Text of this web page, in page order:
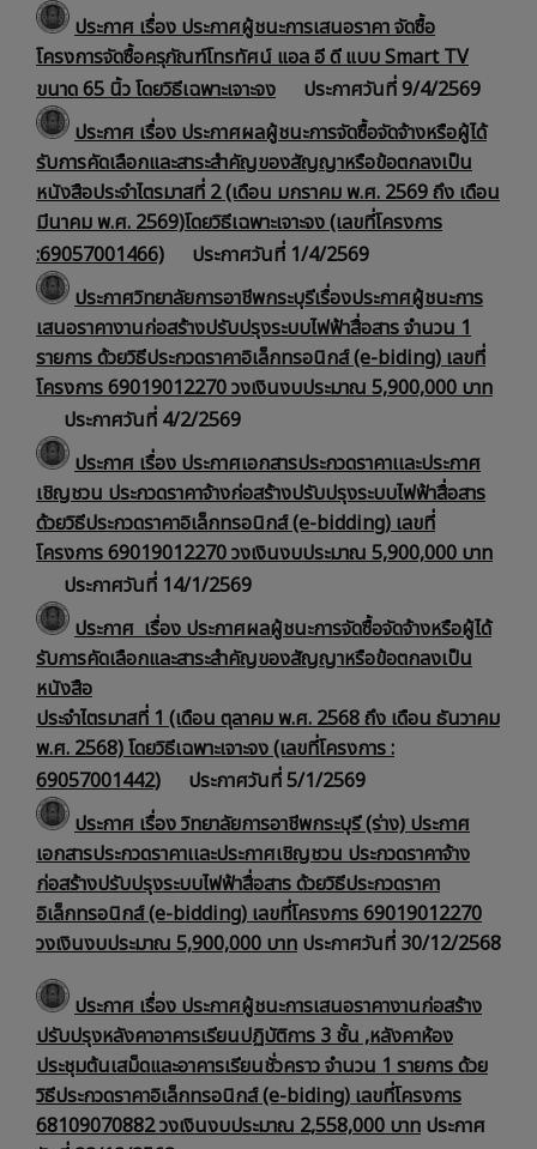
ประกาศ เรื่อง ประกาศผู้ชนะการเสนอราคา จัดซื้อ
โครงการจัดซื้อครุภัณฑ์โทรทัศน์ แอล อี ดี แบบ Smart TV
ขนาด 65 นิ้ว โดยวิธีเฉพาะเจาะจง
ประกาศวันที่ 9/4/2569
ประกาศ เรื่อง ประกาศผลผู้ชนะการจัดซื้อจัดจ้างหรือผู้ได้
รับการคัดเลือกและสาระสำคัญของสัญญาหรือข้อตกลงเป็น
หนังสือประจำไตรมาสที่ 2 (เดือน มกราคม พ.ศ. 2569 ถึง เดือน
มีนาคม พ.ศ. 2569)โดยวิธีเฉพาะเจาะจง (เลขที่โครงการ
:69057001466)
ประกาศวันที่ 1/4/2569
ประกาศวิทยาลัยการอาชีพกระบุรีเรื่องประกาศผู้ชนะการ
เสนอราคางานก่อสร้างปรับปรุงระบบไฟฟ้าสื่อสาร จำนวน 1
รายการ ด้วยวิธีประกวดราคาอิเล็กทรอนิกส์ (e-biding) เลขที่
โครงการ 69019012270 วงเงินงบประมาณ 5,900,000 บาท
ประกาศวันที่ 4/2/2569
ประกาศ เรื่อง ประกาศเอกสารประกวดราคาเเละประกาศ
เชิญชวน ประกวดราคาจ้างก่อสร้างปรับปรุงระบบไฟฟ้าสื่อสาร
ด้วยวิธีประกวดราคาอิเล็กทรอนิกส์ (e-bidding) เลขที่
โครงการ 69019012270 วงเงินงบประมาณ 5,900,000 บาท
ประกาศวันที่ 14/1/2569
ประกาศ เรื่อง ประกาศผลผู้ชนะการจัดซื้อจัดจ้างหรือผู้ได้
รับการคัดเลือกและสาระสำคัญของสัญญาหรือข้อตกลงเป็น
หนังสือ
ประจำไตรมาสที่ 1 (เดือน ตุลาคม พ.ศ. 2568 ถึง เดือน ธันวาคม
พ.ศ. 2568) โดยวิธีเฉพาะเจาะจง (เลขที่โครงการ :
69057001442)
ประกาศวันที่ 5/1/2569
ประกาศ เรื่อง วิทยาลัยการอาชีพกระบุรี (ร่าง) ประกาศ
เอกสารประกวดราคาเเละประกาศเชิญชวน ประกวดราคาจ้าง
ก่อสร้างปรับปรุงระบบไฟฟ้าสื่อสาร ด้วยวิธีประกวดราคา
อิเล็กทรอนิกส์ (e-bidding) เลขที่โครงการ 69019012270
วงเงินงบประมาณ 5,900,000 บาท ประกาศวันที่ 30/12/2568
ประกาศ เรื่อง ประกาศผู้ชนะการเสนอราคางานก่อสร้าง
ปรับปรุงหลังคาอาคารเรียนปฏิบัติการ 3 ชั้น ,หลังคาห้อง
ประชุมต้นเสม็ดและอาคารเรียนชั่วคราว จำนวน 1 รายการ ด้วย
วิธีประกวดราคาอิเล็กทรอนิกส์ (e-biding) เลขที่โครงการ
68109070882 วงเงินงบประมาณ 2,558,000 บาท ประกาศ